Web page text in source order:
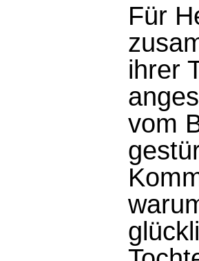
Für
ihrer
vom